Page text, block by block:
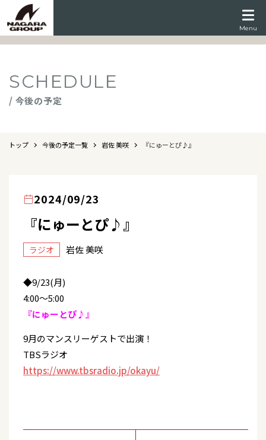
Menu
SCHEDULE
/ 今後の予定
トップ 今後の予定一覧 岩佐 美咲 『にゅーとぴ♪』
2024/09/23
『にゅーとぴ♪』
ラジオ 岩佐 美咲
◆9/23(月)
4:00～5:00
『にゅーとぴ♪』
9月のマンスリーゲストで出演！
TBSラジオ
https://www.tbsradio.jp/okayu/